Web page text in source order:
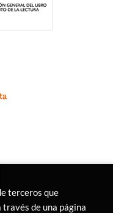
terceros que
de una página